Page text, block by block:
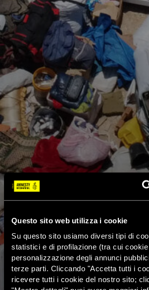
Questo sito web utilizza i cookie
Su questo sito usiamo diversi tipi di
statistici e di profilazione (tra cui
personalizzazione degli annunci
terze parti. Cliccando "Accetta tutti i
ricevere tutti i cookie del nostro sito;